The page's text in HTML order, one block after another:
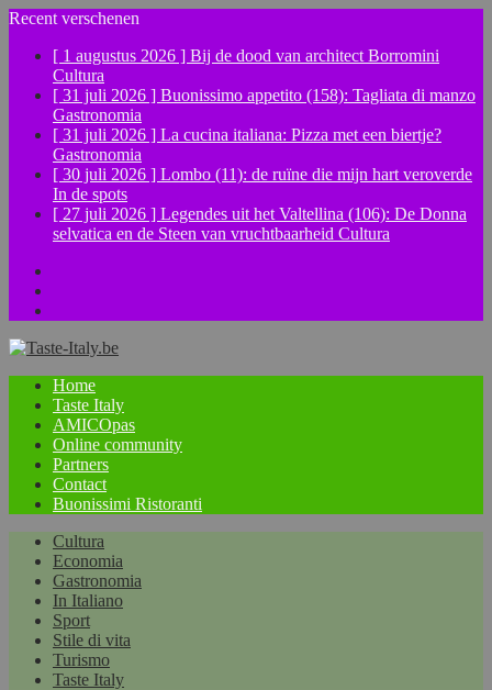
Recent verschenen
[ 1 augustus 2026 ] Bij de dood van architect Borromini
Cultura
[ 31 juli 2026 ] Buonissimo appetito (158): Tagliata di manzo
Gastronomia
[ 31 juli 2026 ] La cucina italiana: Pizza met een biertje?
Gastronomia
[ 30 juli 2026 ] Lombo (11): de ruïne die mijn hart veroverde
In de spots
[ 27 juli 2026 ] Legendes uit het Valtellina (106): De Donna
selvatica en de Steen van vruchtbaarheid Cultura
Home
Taste Italy
AMICOpas
Online community
Partners
Contact
Buonissimi Ristoranti
Cultura
Economia
Gastronomia
In Italiano
Sport
Stile di vita
Turismo
Taste Italy